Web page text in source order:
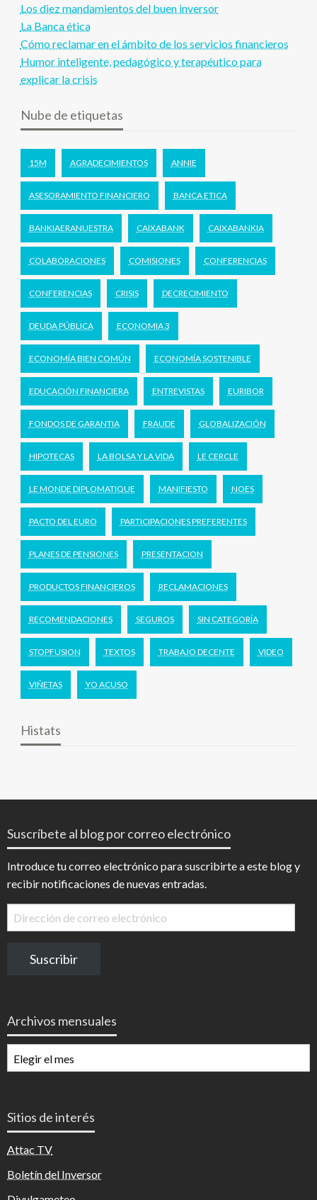
Los diez mandamientos del buen inversor
La Banca ética
Cómo reclamar en el ámbito de los servicios financieros
Humor inteligente, pedagógico y terapéutico para
explicar la crisis
Nube de etiquetas
15M AGRADECIMIENTOS ANNIE
ASESORAMIENTO FINANCIERO BANCA ETICA
BANKIAERANUESTRA CAIXABANK CAIXABANKIA
COLABORACIONES COMISIONES CONFERENCIAS
CONFERENCIAS CRISIS DECRECIMIENTO
DEUDA PÚBLICA ECONOMIA 3
ECONOMÍA BIEN COMÚN ECONOMÍA SOSTENIBLE
EDUCACIÓN FINANCIERA ENTREVISTAS EURIBOR
FONDOS DE GARANTIA FRAUDE GLOBALIZACIÓN
HIPOTECAS LA BOLSA Y LA VIDA LE CERCLE
LE MONDE DIPLOMATIQUE MANIFIESTO NOES
PACTO DEL EURO PARTICIPACIONES PREFERENTES
PLANES DE PENSIONES PRESENTACION
PRODUCTOS FINANCIEROS RECLAMACIONES
RECOMENDACIONES SEGUROS SIN CATEGORÍA
STOPFUSION TEXTOS TRABAJO DECENTE VIDEO
VIÑETAS YO ACUSO
Histats
Suscríbete al blog por correo electrónico
Introduce tu correo electrónico para suscribirte a este blog y
recibir notificaciones de nuevas entradas.
Dirección
de
electrónico
Suscribir
Archivos mensuales
mensuales
Sitios de interés
Attac TV
Boletín del Inversor